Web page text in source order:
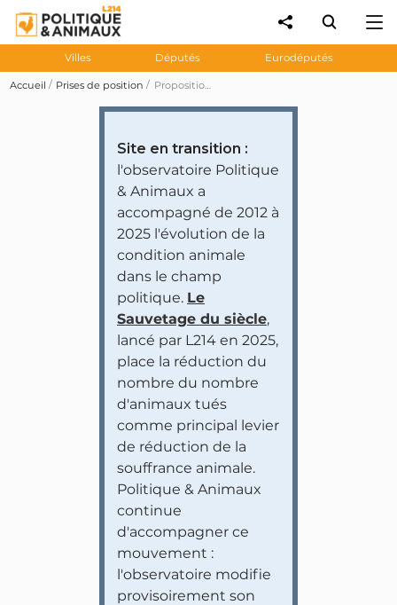
Villes Députés Eurodéputés
Accueil Prises de position Proposition de résolution du Parlement européen visant à rendre obligatoire l'étiquetage du mode d'abattage pour la viande
Site en transition :
l'observatoire Politique
& Animaux a
accompagné de 2012 à
2025 l'évolution de la
condition animale
dans le champ
politique. Le
Sauvetage du siècle,
lancé par L214 en 2025,
place la réduction du
nombre du nombre
d'animaux tués
comme principal levier
de réduction de la
souffrance animale.
Politique & Animaux
continue
d'accompagner ce
mouvement :
l'observatoire modifie
provisoirement son